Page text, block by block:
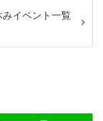
みイベント一覧